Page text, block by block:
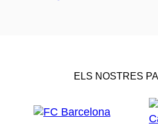
ELS NOSTRES